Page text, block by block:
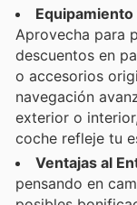
Aprovecha para
descuentos en
o accesorios
navegación
exterior o
coche refleje tu
Ventajas al
pensando en